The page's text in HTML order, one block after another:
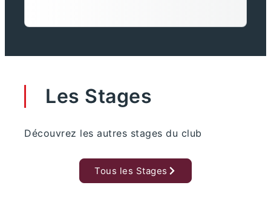
Les Stages
Découvrez les autres stages du club
Tous les Stages